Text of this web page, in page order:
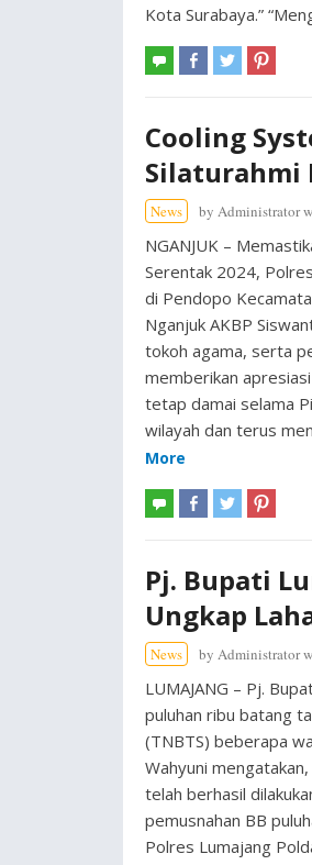
Kota Surabaya.”
Cooling
Silaturahmi
News by Administrator
NGANJUK –
Serentak 2024,
di Pendopo
Nganjuk AKBP
tokoh agama, serta
memberikan
tetap damai selama
wilayah dan terus
More
Pj. Bupati
Ungkap
News by Administrator
LUMAJANG – Pj.
puluhan ribu batang
(TNBTS) beberapa
Wahyuni
telah berhasil
pemusnahan BB
Polres Lumajang